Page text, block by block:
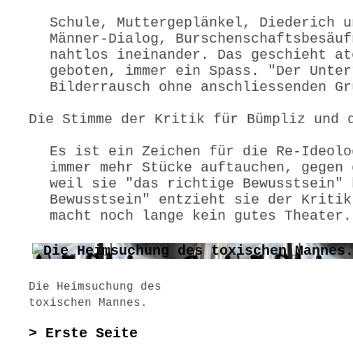
Schule, Muttergeplänkel, Diederich
Männer-Dialog,
nahtlos ineinander. Das geschieht
geboten, immer ein Spass. "Der
Bilderrausch ohne anschliessenden
Die Stimme der Kritik für Bümpliz und
Es ist ein Zeichen für die Re-
immer mehr Stücke auftauchen,
weil sie "das richtige Bewusstsein"
Bewusstsein" entzieht sie der Kritik.
macht noch lange kein gutes Theater.
Die Heimsuchung des
toxischen Mannes.
> Erste Seite